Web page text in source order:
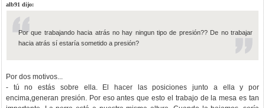
alb91 dijo:
Por que trabajando hacia atrás no hay ningun tipo de presión?? De no trabajar
hacia atrás sí estaría sometido a presión?
Por dos motivos...
- tú no estás sobre ella. El hacer las posiciones junto a ella y por
encima,generan presión. Por eso antes que esto el trabajo de la mesa es tan